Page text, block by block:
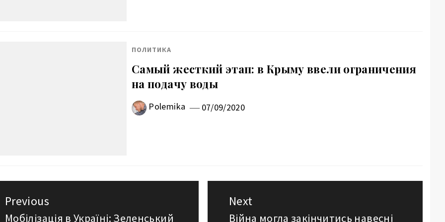
ПОЛИТИКА
Самый жесткий этап: в Крыму ввели ограничения
на подачу воды
Polemika 07/09/2020
Previous
Мобілізація в Україні: Зеленський
Next
Війна могла закінчитись навесні